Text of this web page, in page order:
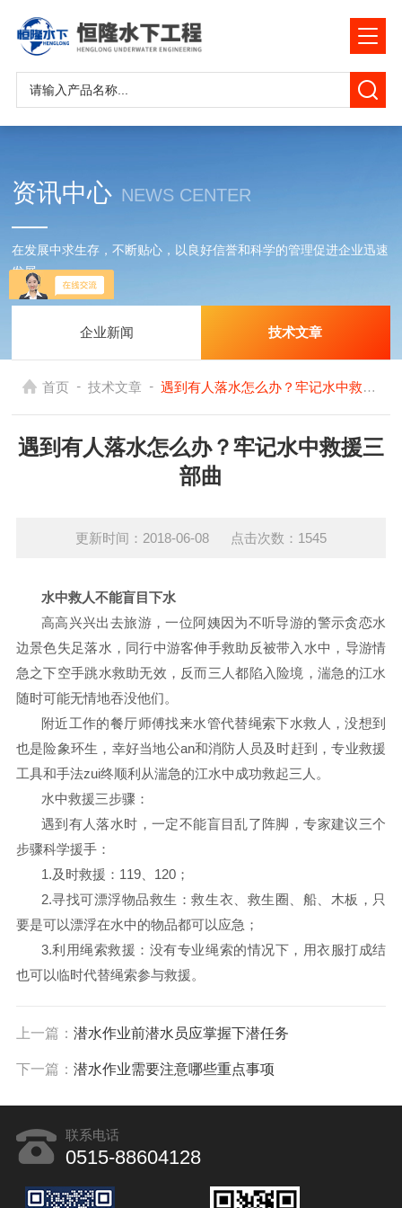
资讯中心 NEWS CENTER
在发展中求生存，不断贴心，以良好信誉和科学的管理促进企业迅速
发展
企业新闻 技术文章
首页 - 技术文章 - 遇到有人落水怎么办？牢记水中救援三部曲
遇到有人落水怎么办？牢记水中救援三
部曲
更新时间：2018-06-08 点击次数：1545
水中救人不能盲目下水
高高兴兴出去旅游，一位阿姨因为不听导游的警示贪恋水
边景色失足落水，同行中游客伸手救助反被带入水中，导游情
急之下空手跳水救助无效，反而三人都陷入险境，湍急的江水
随时可能无情地吞没他们。
附近工作的餐厅师傅找来水管代替绳索下水救人，没想到
也是险象环生，幸好当地公an和消防人员及时赶到，专业救援
工具和手法zui终顺利从湍急的江水中成功救起三人。
水中救援三步骤：
遇到有人落水时，一定不能盲目乱了阵脚，专家建议三个
步骤科学援手：
1.及时救援：119、120；
2.寻找可漂浮物品救生：救生衣、救生圈、船、木板，只
要是可以漂浮在水中的物品都可以应急；
3.利用绳索救援：没有专业绳索的情况下，用衣服打成结
也可以临时代替绳索参与救援。
上一篇： 潜水作业前潜水员应掌握下潜任务
下一篇： 潜水作业需要注意哪些重点事项
联系电话
0515-88604128